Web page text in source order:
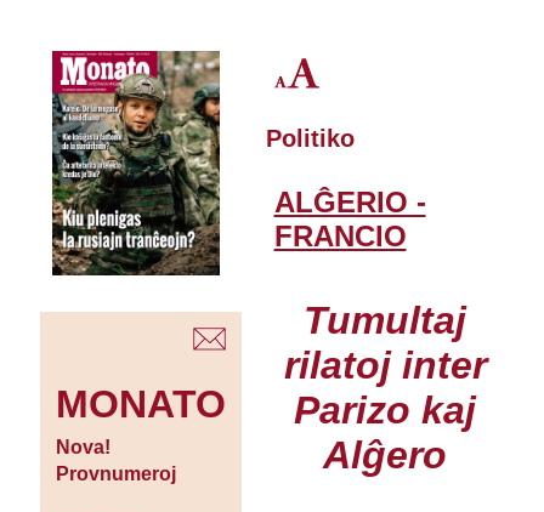
MONATO
Nova!
Provnumeroj
Politiko
ALĜERIO -
FRANCIO
Tumultaj
rilatoj inter
Parizo kaj
Alĝero